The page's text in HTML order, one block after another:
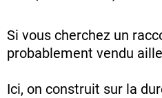
Si vous cherchez un
probablement vendu
Ici, on construit sur la